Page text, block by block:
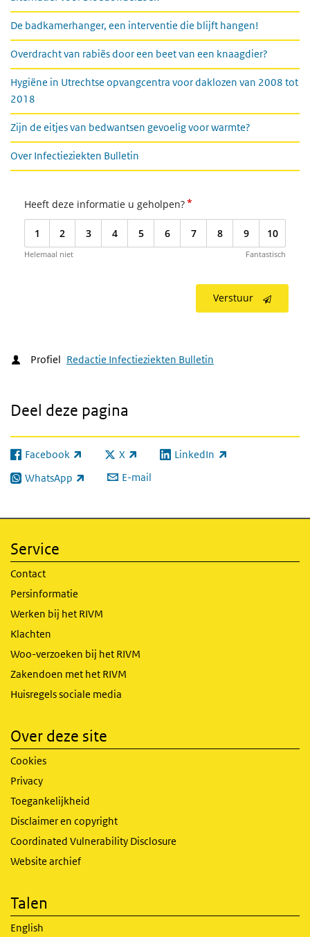
De badkamerhanger, een interventie die blijft hangen!
Overdracht van rabiës door een beet van een knaagdier?
Hygiëne in Utrechtse opvangcentra voor daklozen van 2008 tot
2018
Zijn de eitjes van bedwantsen gevoelig voor warmte?
Over Infectieziekten Bulletin
Heeft deze informatie u geholpen?*
1 2 3 4 5 6 7 8 9 10
Helemaal niet Fantastisch
Verstuur
Profiel Redactie Infectieziekten Bulletin
Deel deze pagina
Facebook
(externe link) X
(externe link) LinkedIn
(externe link)
WhatsApp
(externe link) E-mail
Service
Contact
Persinformatie
Werken bij het RIVM
Klachten
Woo-verzoeken bij het RIVM
Zakendoen met het RIVM
Huisregels sociale media
Over deze site
Cookies
Privacy
Toegankelijkheid
Disclaimer en copyright
Coordinated Vulnerability Disclosure
Website archief
Talen
English